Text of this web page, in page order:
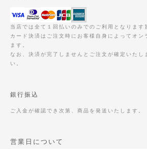
当店では全て１回払いのみでのご利用となります
カード決済はご注文時にお客様自身によってオン
ます。
なお、決済が完了しませんとご注文が確定いたし
い。
銀行振込
ご入金が確認でき次第、商品を発送いたします。
営業日について